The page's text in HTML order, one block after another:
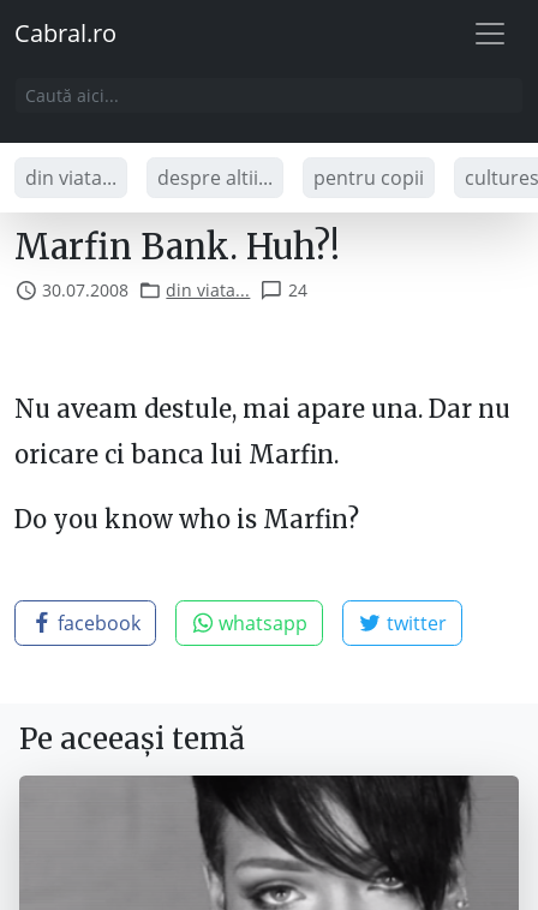
Cabral.ro
din viata... despre altii... pentru copii
Marfin Bank. Huh?!
30.07.2008 din viata... 24
Nu aveam destule, mai apare una. Dar nu
oricare ci banca lui Marfin.
Do you know who is Marfin?
facebook whatsapp twitter
Pe aceeași temă